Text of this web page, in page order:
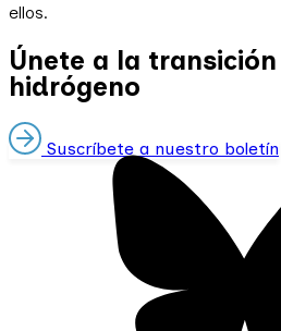
ellos.
Únete a la
hidrógeno
Suscríbete a nuestro boletín